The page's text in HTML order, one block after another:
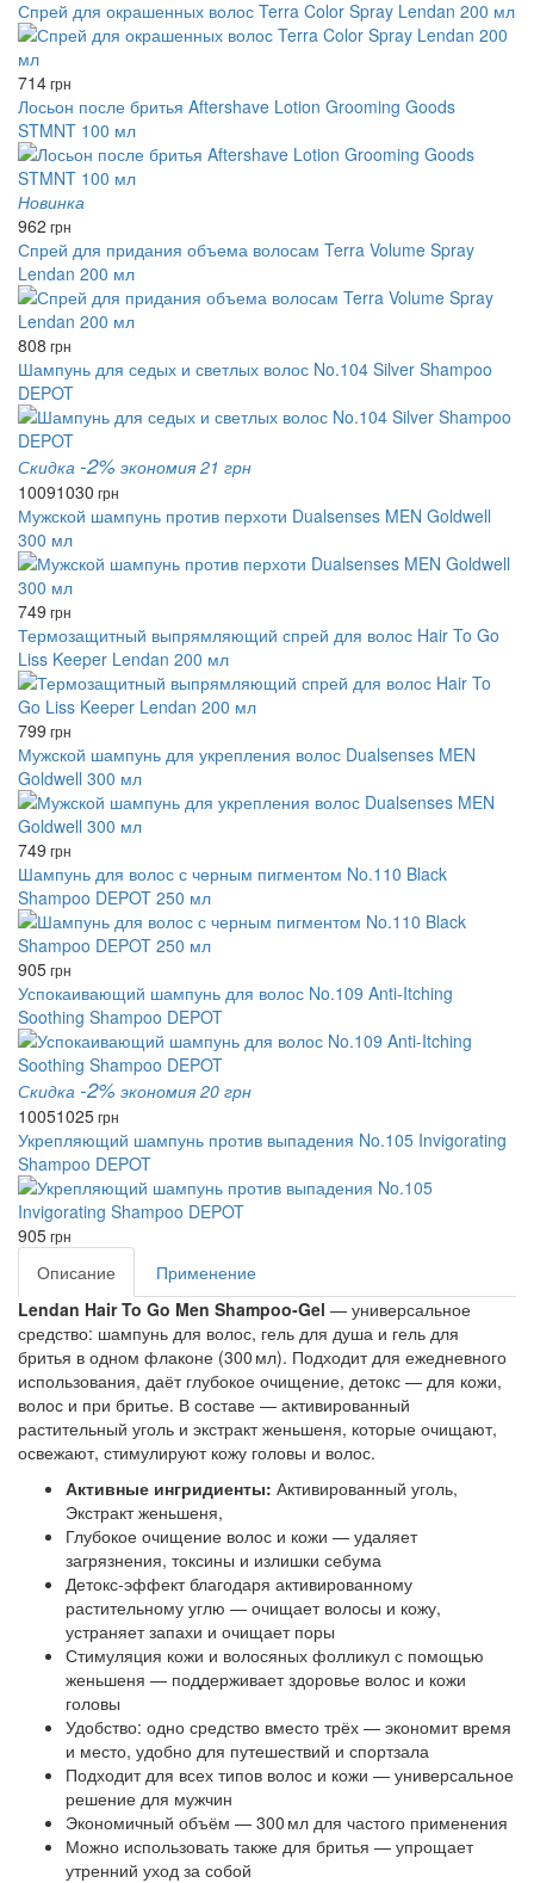
Спрей для окрашенных волос Terra Color Spray Lendan 200 мл
714грн
Лосьон после бритья Aftershave Lotion Grooming Goods
STMNT 100 мл
Новинка
962 грн
Спрей для придания объема волосам Terra Volume Spray
Lendan 200 мл
808 грн
Шампунь для седых и светлых волос No.104 Silver Shampoo
DEPOT
Скидка -2% экономия 21 грн
10091030 грн
Мужской шампунь против перхоти Dualsenses MEN Goldwell
300 мл
749 грн
Термозащитный выпрямляющий спрей для волос Hair To Go
Liss Keeper Lendan 200 мл
799 грн
Мужской шампунь для укрепления волос Dualsenses MEN
Goldwell 300 мл
749 грн
Шампунь для волос с черным пигментом No.110 Black
Shampoo DEPOT 250 мл
905грн
Успокаивающий шампунь для волос No.109 Anti-Itching
Soothing Shampoo DEPOT
Скидка -2% экономия 20 грн
10051025грн
Укрепляющий шампунь против выпадения No.105 Invigorating
Shampoo DEPOT
905грн
Описание
Применение
Lendan Hair To Go Men Shampoo‑Gel — универсальное
средство: шампунь для волос, гель для душа и гель для
бритья в одном флаконе (300 мл). Подходит для ежедневного
использования, даёт глубокое очищение, детокс — для кожи,
волос и при бритье. В составе — активированный
растительный уголь и экстракт женьшеня, которые очищают,
освежают, стимулируют кожу головы и волос.
Активные ингридиенты: Активированный уголь,
Экстракт женьшеня,
Глубокое очищение волос и кожи — удаляет
загрязнения, токсины и излишки себума
Детокс‑эффект благодаря активированному
растительному углю — очищает волосы и кожу,
устраняет запахи и очищает поры
Стимуляция кожи и волосяных фолликул с помощью
женьшеня — поддерживает здоровье волос и кожи
головы
Удобство: одно средство вместо трёх — экономит время
и место, удобно для путешествий и спортзала
Подходит для всех типов волос и кожи — универсальное
решение для мужчин
Экономичный объём — 300 мл для частого применения
Можно использовать также для бритья — упрощает
утренний уход за собой